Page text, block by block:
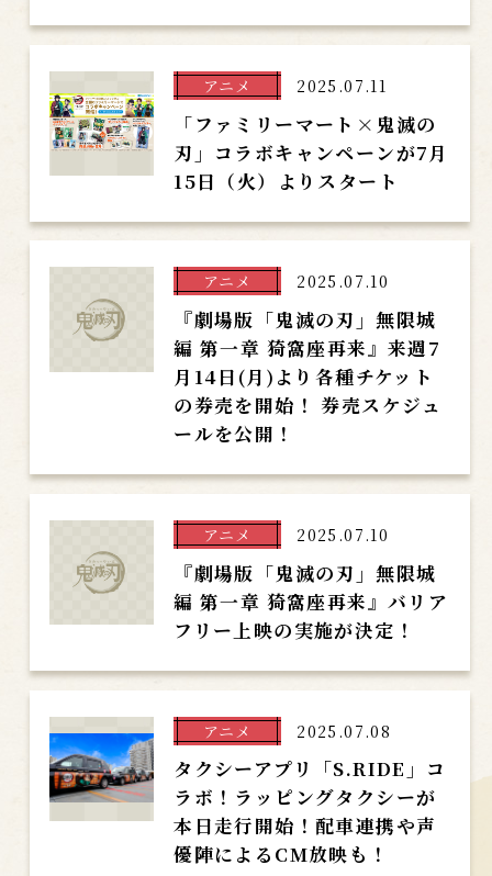
アニメ
「ファミリーマート×鬼滅の
刃」コラボキャンペーンが7月
15日（火）よりスタート
2025.07.11
アニメ
『劇場版「鬼滅の刃」無限城
編 第一章 猗窩座再来』来週7
月14日(月)より各種チケット
の券売を開始！ 券売スケジュ
ールを公開！
2025.07.10
アニメ
『劇場版「鬼滅の刃」無限城
編 第一章 猗窩座再来』バリア
フリー上映の実施が決定！
2025.07.10
アニメ
タクシーアプリ「S.RIDE」コ
ラボ！ラッピングタクシーが
本日走行開始！配車連携や声
優陣によるCM放映も！
2025.07.08